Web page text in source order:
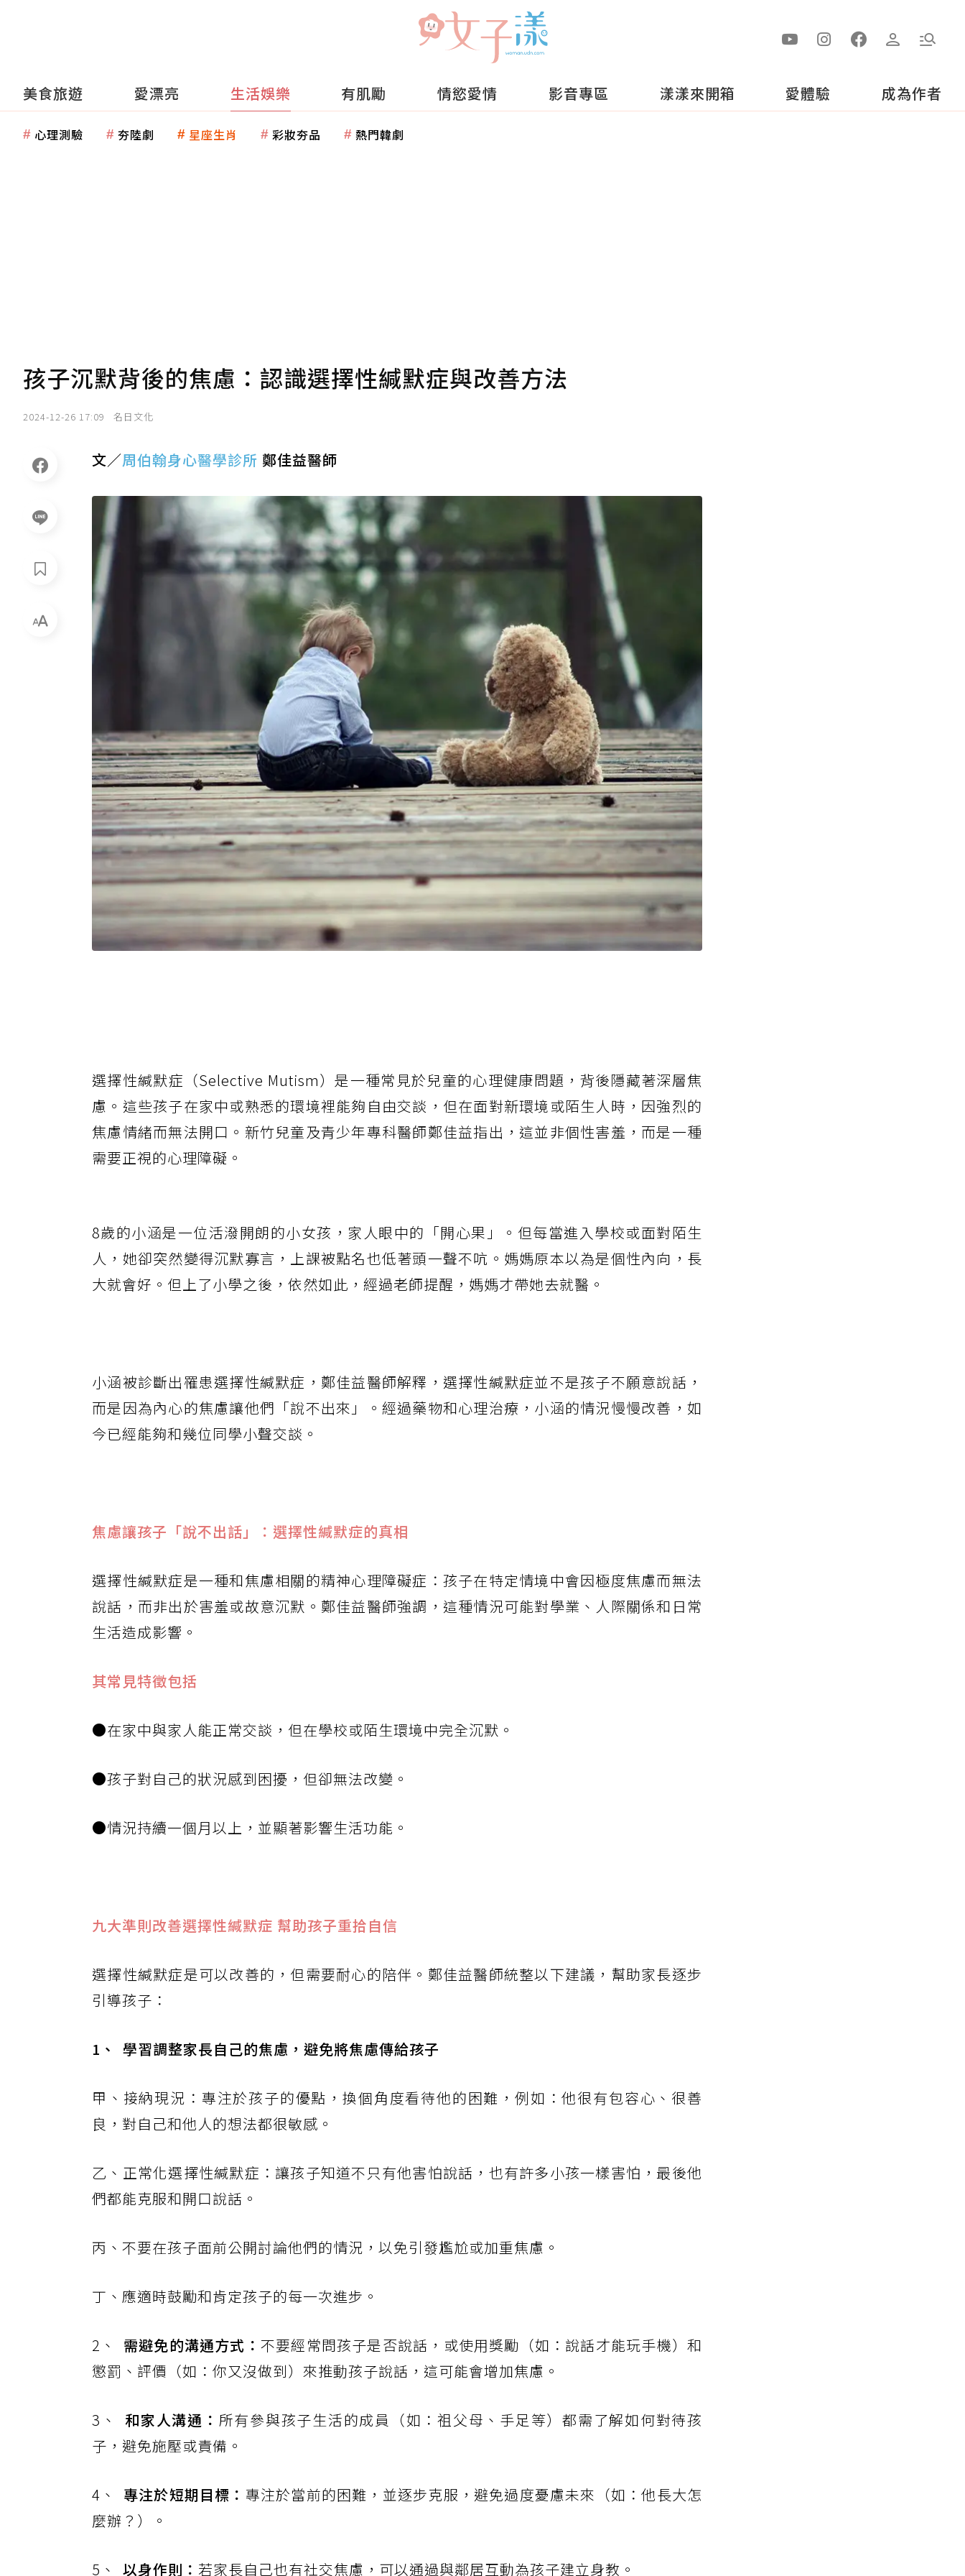
美食旅遊 愛漂亮 生活娛樂 有肌勵 情慾愛情 影音專區 漾漾來開箱 愛體驗 成為作者
心理測驗 夯陸劇 星座生肖 彩妝夯品 熱門韓劇
孩子沉默背後的焦慮：認識選擇性緘默症與改善方法
2024-12-26 17:09 名日文化
文／周伯翰身心醫學診所 鄭佳益醫師
選擇性緘默症（Selective Mutism）是一種常見於兒童的心理健康問題，背後隱藏著深層焦
慮。這些孩子在家中或熟悉的環境裡能夠自由交談，但在面對新環境或陌生人時，因強烈的
焦慮情緒而無法開口。新竹兒童及青少年專科醫師鄭佳益指出，這並非個性害羞，而是一種
需要正視的心理障礙。
8歲的小涵是一位活潑開朗的小女孩，家人眼中的「開心果」。但每當進入學校或面對陌生
人，她卻突然變得沉默寡言，上課被點名也低著頭一聲不吭。媽媽原本以為是個性內向，長
大就會好。但上了小學之後，依然如此，經過老師提醒，媽媽才帶她去就醫。
小涵被診斷出罹患選擇性緘默症，鄭佳益醫師解釋，選擇性緘默症並不是孩子不願意說話，
而是因為內心的焦慮讓他們「說不出來」。經過藥物和心理治療，小涵的情況慢慢改善，如
今已經能夠和幾位同學小聲交談。
焦慮讓孩子「說不出話」：選擇性緘默症的真相
選擇性緘默症是一種和焦慮相關的精神心理障礙症：孩子在特定情境中會因極度焦慮而無法
說話，而非出於害羞或故意沉默。鄭佳益醫師強調，這種情況可能對學業、人際關係和日常
生活造成影響。
其常見特徵包括
●在家中與家人能正常交談，但在學校或陌生環境中完全沉默。
●孩子對自己的狀況感到困擾，但卻無法改變。
●情況持續一個月以上，並顯著影響生活功能。
九大準則改善選擇性緘默症 幫助孩子重拾自信
選擇性緘默症是可以改善的，但需要耐心的陪伴。鄭佳益醫師統整以下建議，幫助家長逐步
引導孩子：
1、 學習調整家長自己的焦慮，避免將焦慮傳給孩子
甲、接納現況：專注於孩子的優點，換個角度看待他的困難，例如：他很有包容心、很善
良，對自己和他人的想法都很敏感。
乙、正常化選擇性緘默症：讓孩子知道不只有他害怕說話，也有許多小孩一樣害怕，最後他
們都能克服和開口說話。
丙、不要在孩子面前公開討論他們的情況，以免引發尷尬或加重焦慮。
丁、應適時鼓勵和肯定孩子的每一次進步。
2、 需避免的溝通方式： 不要經常問孩子是否說話，或使用獎勵（如：說話才能玩手機）和
懲罰、評價（如：你又沒做到）來推動孩子說話，這可能會增加焦慮。
3、 和家人溝通： 所有參與孩子生活的成員（如：祖父母、手足等）都需了解如何對待孩
子，避免施壓或責備。
4、 專注於短期目標： 專注於當前的困難，並逐步克服，避免過度憂慮未來（如：他長大怎
麼辦？）。
5、 以身作則： 若家長自己也有社交焦慮，可以通過與鄰居互動為孩子建立身教。